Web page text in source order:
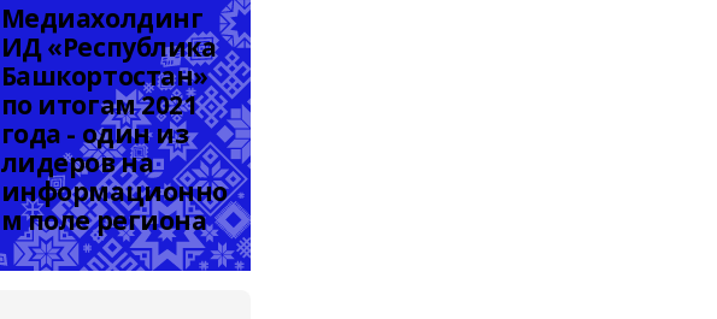
Медиахолдинг
ИД «Республика
Башкортостан»
по итогам 2021
года - один из
лидеров на
информационно
м поле региона